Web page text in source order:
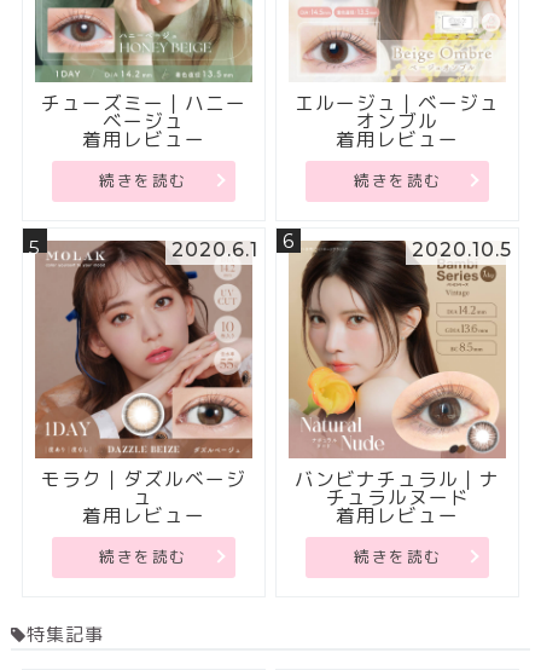
チューズミー｜ハニー
ベージュ
着用レビュー
続きを読む
エルージュ｜ベージュ
オンブル
着用レビュー
続きを読む
5 2020.6.1
モラク｜ダズルベージ
ュ
着用レビュー
続きを読む
6 2020.10.5
バンビナチュラル｜ナ
チュラルヌード
着用レビュー
続きを読む
特集記事